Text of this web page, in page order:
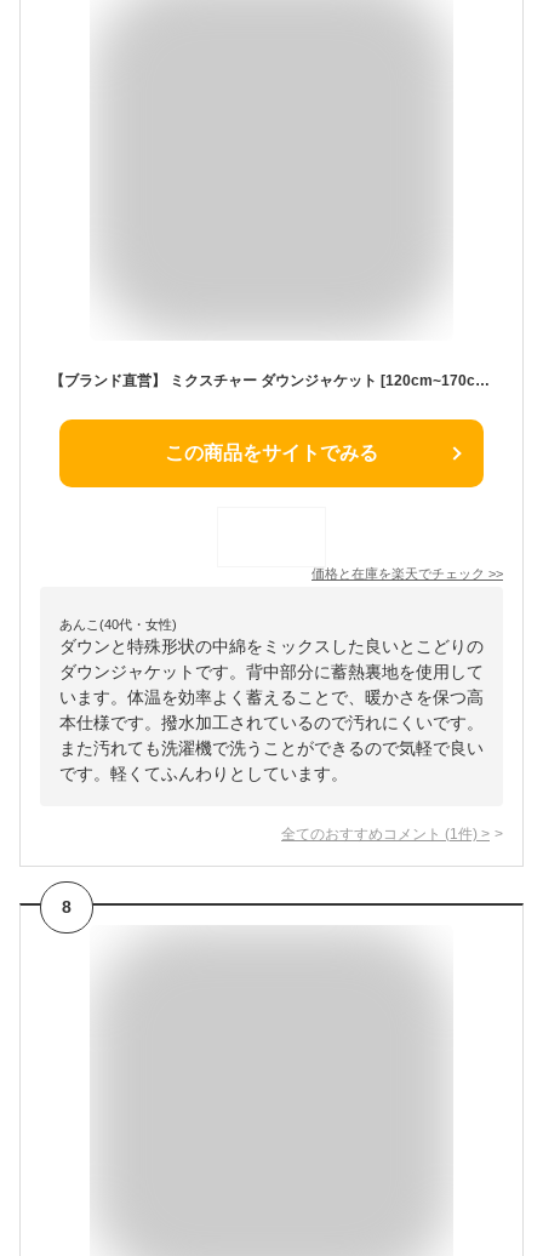
【ブランド直営】 ミクスチャー ダウンジャケット [120cm~170cm] ダウン 中綿 撥水 防汚 ジャケット アウター 羽織 上着 長袖 フード ジップアップ 子供服 キッズ ジュニア 冬 通学 男の子 女の子 KRIFF MAYER KIDS クリフメイヤーキッズ【2025FW】
この商品をサイトでみる
価格と在庫を楽天でチェック >>
あんこ(40代・女性)
ダウンと特殊形状の中綿をミックスした良いとこどりの
ダウンジャケットです。背中部分に蓄熱裏地を使用して
います。体温を効率よく蓄えることで、暖かさを保つ高
本仕様です。撥水加工されているので汚れにくいです。
また汚れても洗濯機で洗うことができるので気軽で良い
です。軽くてふんわりとしています。
全てのおすすめコメント (1 件) >
8